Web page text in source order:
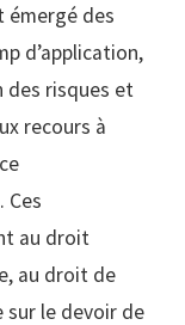
émergé des
d’application,
des risques et
recours à
Ces
au droit
au droit de
sur le devoir de